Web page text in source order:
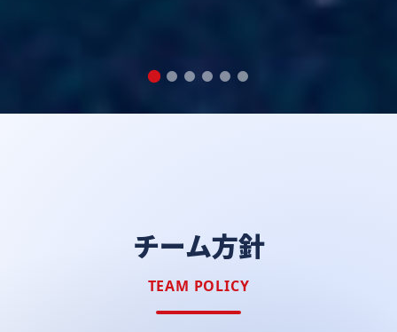
チーム方針
TEAM POLICY